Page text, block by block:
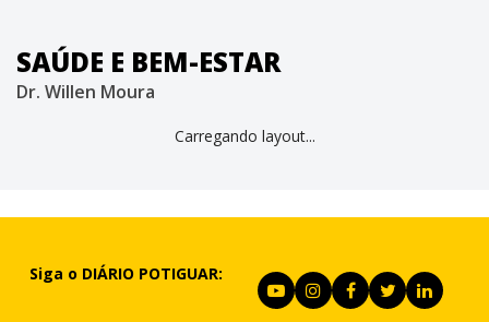
SAÚDE E BEM-ESTAR
Dr. Willen Moura
Carregando layout...
Siga o DIÁRIO POTIGUAR: